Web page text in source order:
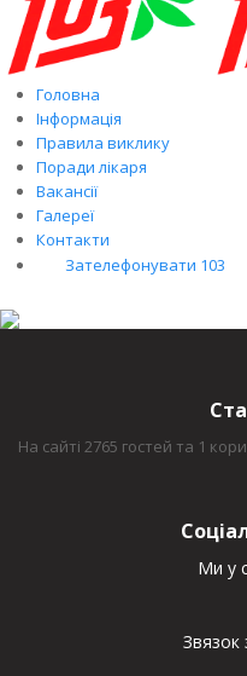
Головна
Інформація
Правила виклику
Поради лікаря
Вакансії
Галереї
Контакти
Зателефонувати 103
На сайті 2765 гостей та 1
Ми у
Звязок